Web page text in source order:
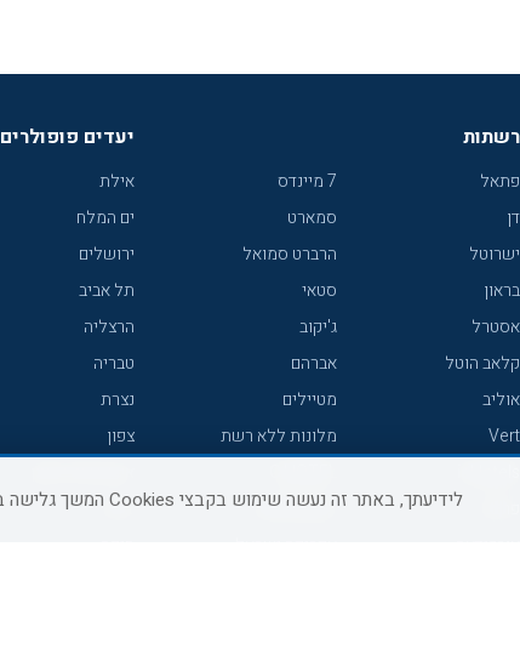
רשתות
פתאל
דן
ישרוטל
בראון
אסטרל
קלאב הוטל
אוליב
Vert
7 מיינדס
סמארט
הרברט סמואל
סטאי
ג'יקוב
אברהם
מטיילים
מלונות ללא רשת
קראון פלאזה
יעדים פופולרים
אילת
ים המלח
ירושלים
תל אביב
הרצליה
טבריה
נצרת
צפון
נתניה
לידיעתך, באתר זה נעשה שימוש בקבצי Cookies המשך גלישה באתר מהווה הסכמה לשימוש זה, למידע נוסף ניתן לעיין